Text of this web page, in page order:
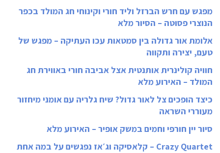
מפגש עם חרש הברזל וליד חורי וקינוחי חג המולד בכפר
הנוצרי פסוטה – הסיור מלא
אלומת אור גדולה בין סמטאות עכו העתיקה – מפגש של
טעם, יצירה ותקווה
חוויה קולינרית אותנטית אצל אביבה חורי באווירת חג
המולד – האירוע מלא
כיצד הופכים צל לאור גדול? שיח גלריה עם אומני מיחזור
מעוררי השראה
סיור יין חורפי וחמים במשק אופיר – האירוע מלא
Crazy Quartet – קלאסיקה וג׳אז נפגשים על במה אחת